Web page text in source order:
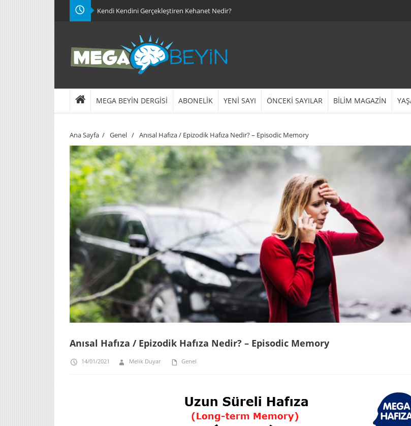
Kendi Kendini Gerçekleştiren Kehanet Nedir?
MEGA BEYİN DERGİSİ ABONELİK YENİ SAYI ÖNCEKİ SAYILAR BİLİM MAGAZİN
Ana Sayfa / Genel / Anısal Hafıza / Epizodik Hafıza Nedir? – Episodic Memory
Anısal Hafıza / Epizodik Hafıza Nedir? – Episodic Memory
14/01/2021 Melik Duyar Genel